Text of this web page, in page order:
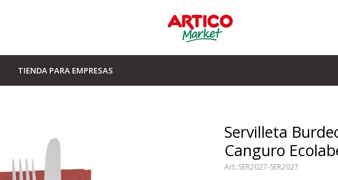
TIENDA PARA EMPRESAS
Servilleta
Canguro
SER2027-SER2027